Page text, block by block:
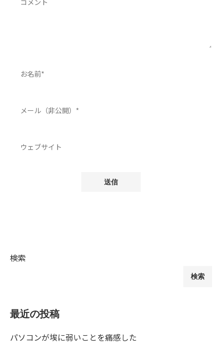
検索
検索
最近の投稿
パソコンが埃に弱いことを痛感した